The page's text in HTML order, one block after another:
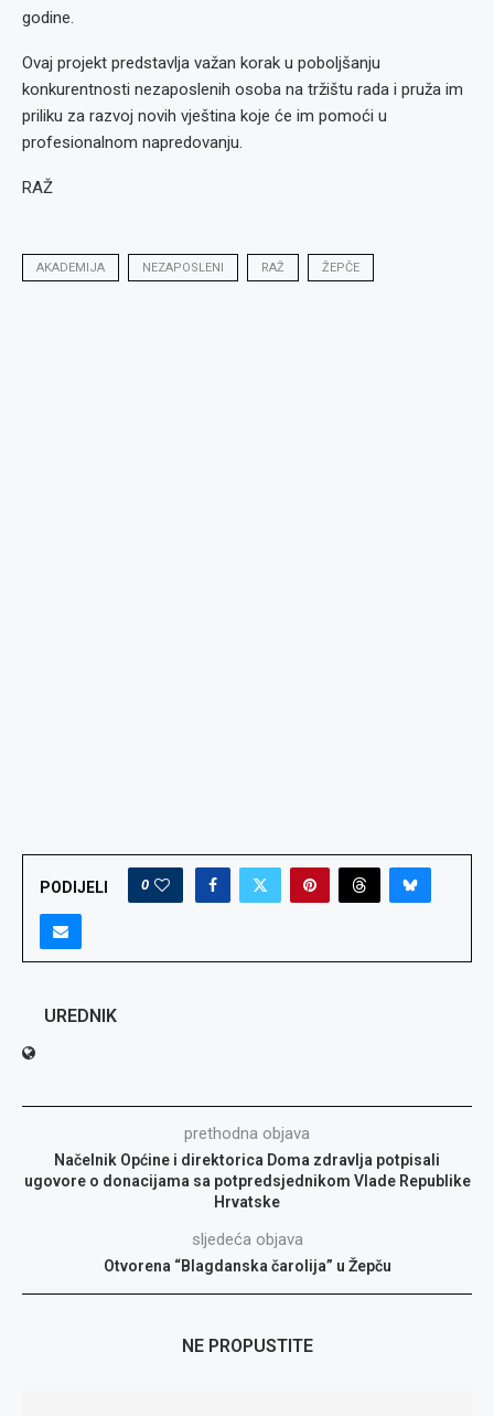
godine.
Ovaj projekt predstavlja važan korak u poboljšanju
konkurentnosti nezaposlenih osoba na tržištu rada i pruža im
priliku za razvoj novih vještina koje će im pomoći u
profesionalnom napredovanju.
RAŽ
AKADEMIJA NEZAPOSLENI RAŽ ŽEPČE
PODIJELI 0
UREDNIK
prethodna objava
Načelnik Općine i direktorica Doma zdravlja potpisali
ugovore o donacijama sa potpredsjednikom Vlade Republike
Hrvatske
sljedeća objava
Otvorena “Blagdanska čarolija” u Žepču
NE PROPUSTITE